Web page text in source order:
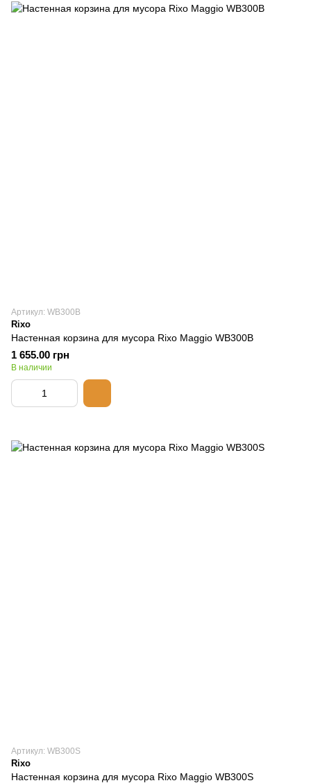
Артикул: WB300B
Rixo
Настенная корзина для мусора Rixo Maggio WB300B
1 655.00 грн
В наличии
Артикул: WB300S
Rixo
Настенная корзина для мусора Rixo Maggio WB300S